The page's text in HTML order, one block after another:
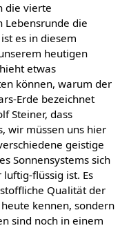
die vierte
Lebensrunde die
es in diesem
heutigen
etwas
können, warum der
Erde bezeichnet
Steiner, dass
wir müssen uns hier
geistige
Sonnensystems sich
flüssig ist. Es
Qualität der
kennen, sondern
sind noch in einem